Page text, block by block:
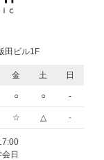
田ビル1F
金 土 日
○ ○ -
☆ △ -
日